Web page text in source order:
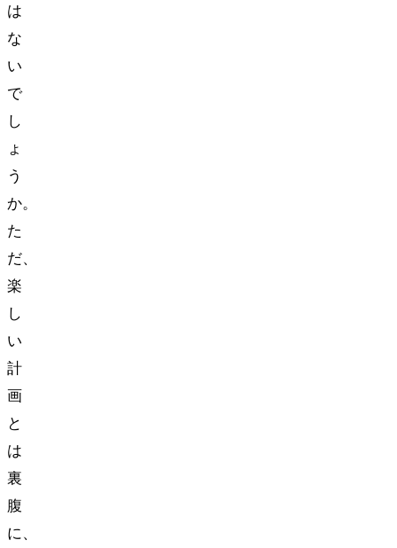
は
な
い
で
し
ょ
う
か。
た
だ、
楽
し
い
計
画
と
は
裏
腹
に、